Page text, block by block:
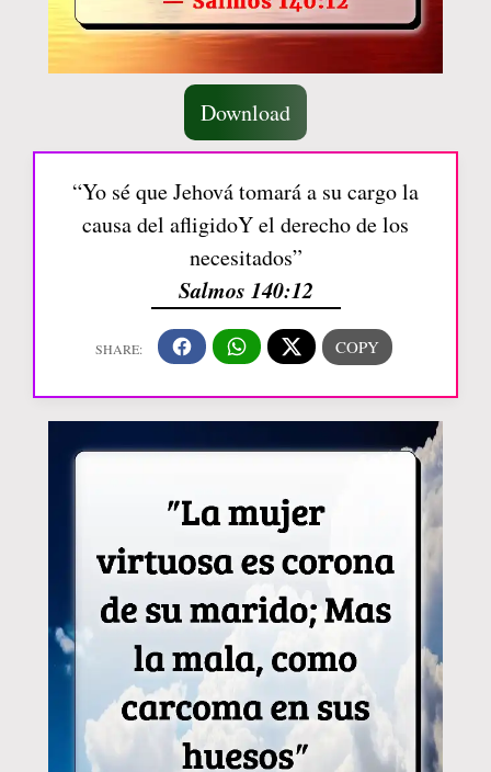
Download
“Yo sé que Jehová tomará a su cargo la
causa del afligidoY el derecho de los
necesitados”
Salmos 140:12